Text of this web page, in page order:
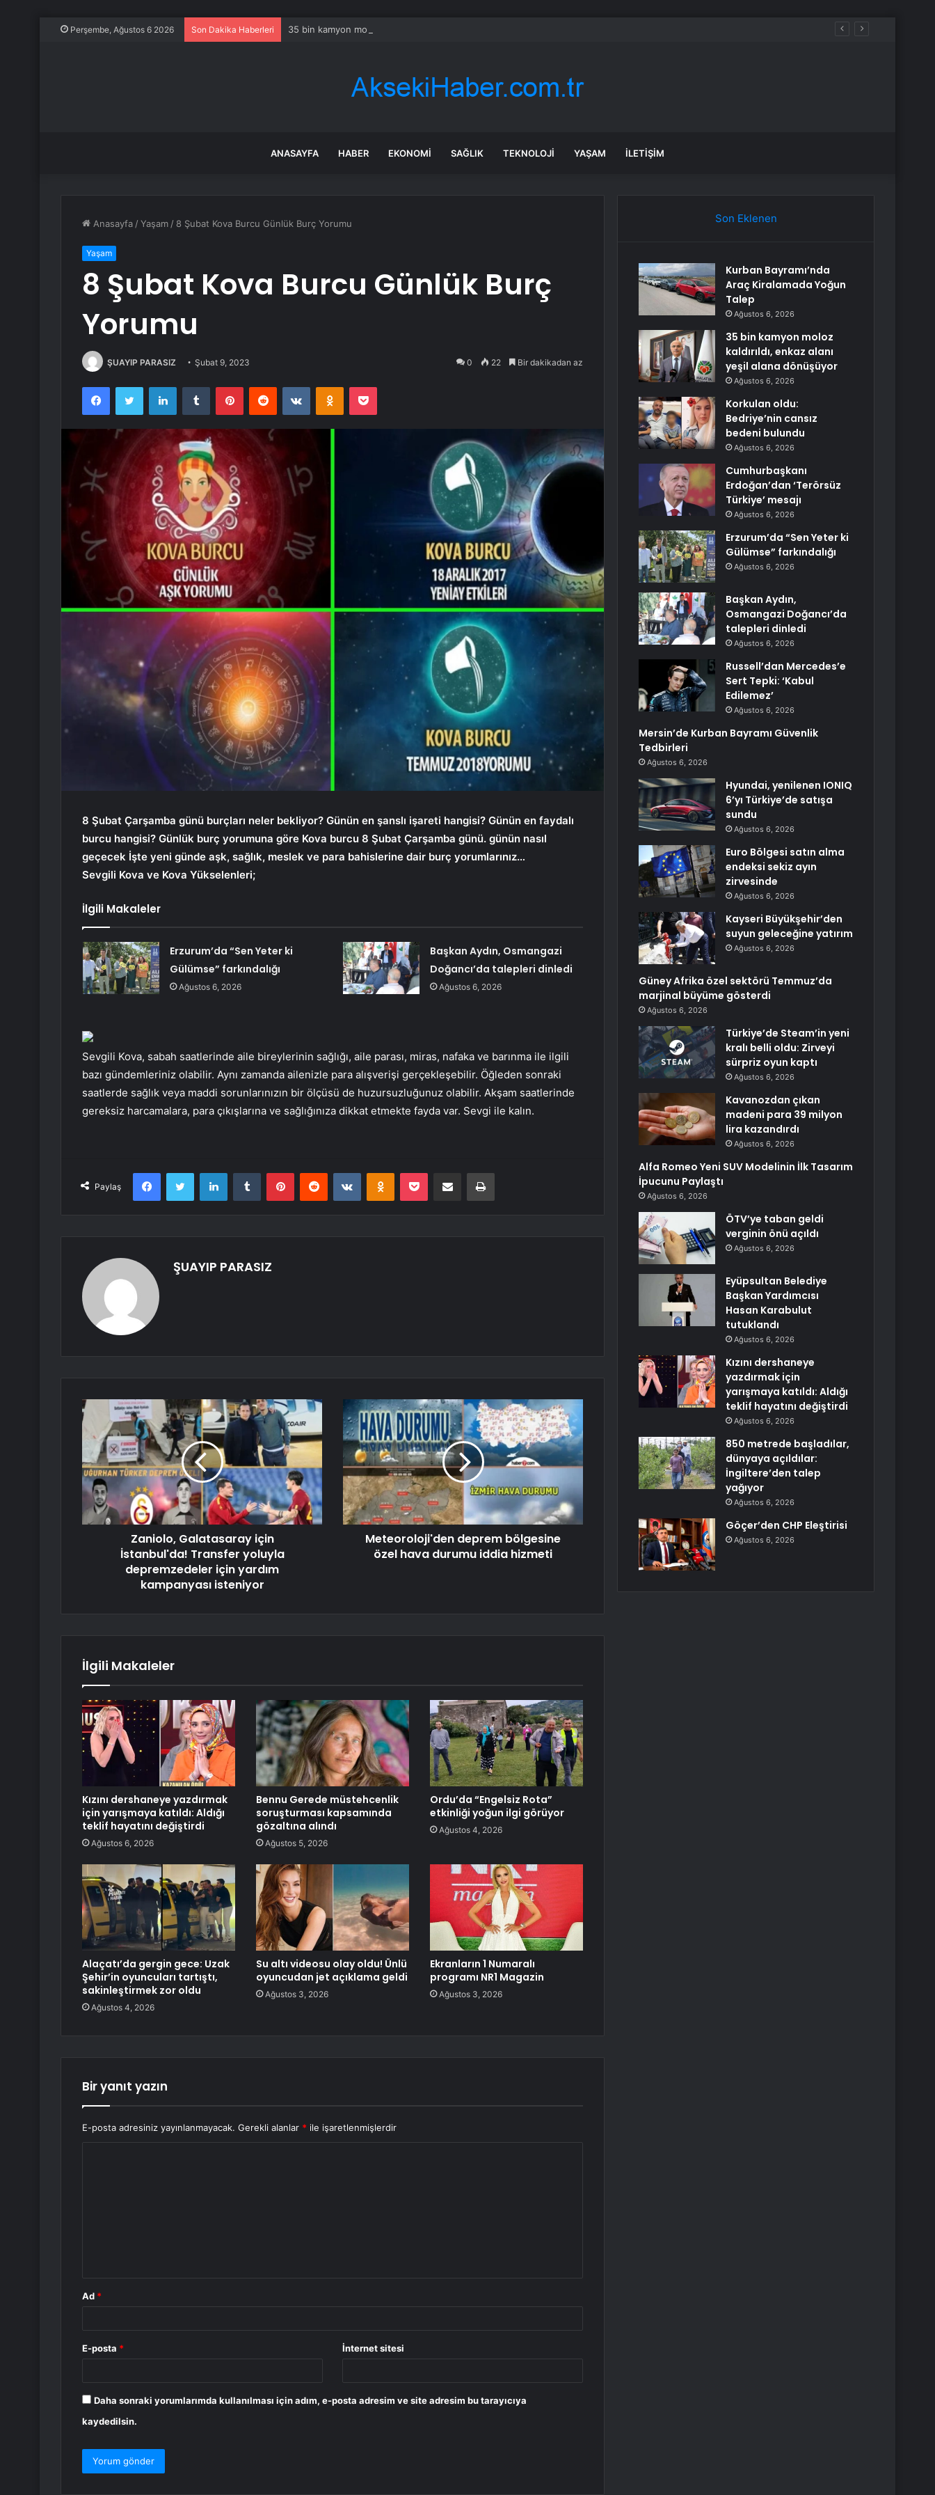
Perşembe, Ağustos 6 2026 Son Dakika Haberleri 35 bin kamyon moloz kaldırıldı, enkaz alanı yeşil alana dönüşüyor
ANASAYFA HABER EKONOMI SAĞLIK TEKNOLOJI YAŞAM İLETIŞIM
Anasayfa /Yaşam / 8 Şubat Kova Burcu Günlük Burç Yorumu
Yaşam
8 Şubat Kova Burcu Günlük Burç
Yorumu
ŞUAYIP PARASIZ Şubat 9, 2023 0 22 Bir dakikadan az
FacebookTwitter LinkedInTumblr PinterestReddit VKontakteOdnoklassniki
Pocket
8 Şubat Çarşamba günü burçları neler bekliyor? Günün en şanslı işareti hangisi? Günün en faydalı
burcu hangisi? Günlük burç yorumuna göre Kova burcu 8 Şubat Çarşamba günü. günün nasıl
geçecek İşte yeni günde aşk, sağlık, meslek ve para bahislerine dair burç yorumlarınız…
Sevgili Kova ve Kova Yükselenleri;
İlgili Makaleler
Erzurum’da “Sen Yeter ki
Gülümse” farkındalığı
Ağustos 6, 2026
Başkan Aydın, Osmangazi
Doğancı’da talepleri dinledi
Ağustos 6, 2026
Sevgili Kova, sabah saatlerinde aile bireylerinin sağlığı, aile parası, miras, nafaka ve barınma ile ilgili
bazı gündemleriniz olabilir. Aynı zamanda ailenizle para alışverişi gerçekleşebilir. Öğleden sonraki
saatlerde sağlık veya maddi sorunlarınızın bir ölçüsü de huzursuzluğunuz olabilir. Akşam saatlerinde
gereksiz harcamalara, para çıkışlarına ve sağlığınıza dikkat etmekte fayda var. Sevgi ile kalın.
Paylaş
FacebookTwitter LinkedInTumblr PinterestReddit VKontakteOdnoklassniki
Pocket E-Posta ile paylaş Yazdır
ŞUAYIP PARASIZ
Zaniolo, Galatasaray için
İstanbul'da! Transfer yoluyla
depremzedeler için yardım
kampanyası isteniyor
Meteoroloji'den deprem bölgesine
özel hava durumu iddia hizmeti
İlgili Makaleler
Kızını dershaneye yazdırmak
için yarışmaya katıldı: Aldığı
teklif hayatını değiştirdi
Ağustos 6, 2026
Bennu Gerede müstehcenlik
soruşturması kapsamında
gözaltına alındı
Ağustos 5, 2026
Ordu’da “Engelsiz Rota”
etkinliği yoğun ilgi görüyor
Ağustos 4, 2026
Alaçatı’da gergin gece: Uzak
Şehir’in oyuncuları tartıştı,
sakinleştirmek zor oldu
Ağustos 4, 2026
Su altı videosu olay oldu! Ünlü
oyuncudan jet açıklama geldi
Ağustos 3, 2026
Ekranların 1 Numaralı
programı NR1 Magazin
Ağustos 3, 2026
Bir yanıt yazın
E-posta adresiniz yayınlanmayacak. Gerekli alanlar * ile işaretlenmişlerdir
Ad *
E-posta * İnternet sitesi
Daha sonraki yorumlarımda kullanılması için adım, e-posta adresim ve site adresim bu tarayıcıya
kaydedilsin.
Son Eklenen
Kurban Bayramı’nda
Araç Kiralamada Yoğun
Talep
Ağustos 6, 2026
35 bin kamyon moloz
kaldırıldı, enkaz alanı
yeşil alana dönüşüyor
Ağustos 6, 2026
Korkulan oldu:
Bedriye’nin cansız
bedeni bulundu
Ağustos 6, 2026
Cumhurbaşkanı
Erdoğan’dan ‘Terörsüz
Türkiye’ mesajı
Ağustos 6, 2026
Erzurum’da “Sen Yeter ki
Gülümse” farkındalığı
Ağustos 6, 2026
Başkan Aydın,
Osmangazi Doğancı’da
talepleri dinledi
Ağustos 6, 2026
Russell’dan Mercedes’e
Sert Tepki: ‘Kabul
Edilemez’
Ağustos 6, 2026
Mersin’de Kurban Bayramı Güvenlik
Tedbirleri
Ağustos 6, 2026
Hyundai, yenilenen IONIQ
6’yı Türkiye’de satışa
sundu
Ağustos 6, 2026
Euro Bölgesi satın alma
endeksi sekiz ayın
zirvesinde
Ağustos 6, 2026
Kayseri Büyükşehir’den
suyun geleceğine yatırım
Ağustos 6, 2026
Güney Afrika özel sektörü Temmuz’da
marjinal büyüme gösterdi
Ağustos 6, 2026
Türkiye’de Steam’in yeni
kralı belli oldu: Zirveyi
sürpriz oyun kaptı
Ağustos 6, 2026
Kavanozdan çıkan
madeni para 39 milyon
lira kazandırdı
Ağustos 6, 2026
Alfa Romeo Yeni SUV Modelinin İlk Tasarım
İpucunu Paylaştı
Ağustos 6, 2026
ÖTV’ye taban geldi
verginin önü açıldı
Ağustos 6, 2026
Eyüpsultan Belediye
Başkan Yardımcısı
Hasan Karabulut
tutuklandı
Ağustos 6, 2026
Kızını dershaneye
yazdırmak için
yarışmaya katıldı: Aldığı
teklif hayatını değiştirdi
Ağustos 6, 2026
850 metrede başladılar,
dünyaya açıldılar:
İngiltere’den talep
yağıyor
Ağustos 6, 2026
Göçer’den CHP Eleştirisi
Ağustos 6, 2026